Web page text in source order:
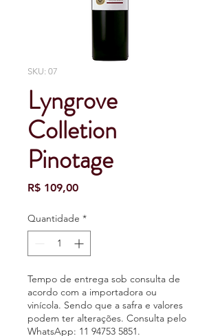
SKU: 07
Lyngrove
Colletion
Pinotage
R$ 109,00Preço
Quantidade *
Tempo de entrega sob consulta de
acordo com a importadora ou
vinícola. Sendo que a safra e valores
podem ter alterações. Consulta pelo
WhatsApp: 11 94753 5851.